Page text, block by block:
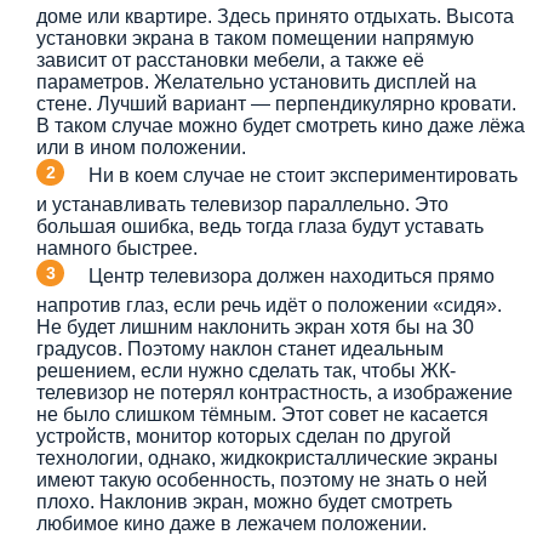
доме или квартире. Здесь принято отдыхать. Высота
установки экрана в таком помещении напрямую
зависит от расстановки мебели, а также её
параметров. Желательно установить дисплей на
стене. Лучший вариант — перпендикулярно кровати.
В таком случае можно будет смотреть кино даже лёжа
или в ином положении.
Ни в коем случае не стоит экспериментировать
и устанавливать телевизор параллельно. Это
большая ошибка, ведь тогда глаза будут уставать
намного быстрее.
Центр телевизора должен находиться прямо
напротив глаз, если речь идёт о положении «сидя».
Не будет лишним наклонить экран хотя бы на 30
градусов. Поэтому наклон станет идеальным
решением, если нужно сделать так, чтобы ЖК-
телевизор не потерял контрастность, а изображение
не было слишком тёмным. Этот совет не касается
устройств, монитор которых сделан по другой
технологии, однако, жидкокристаллические экраны
имеют такую особенность, поэтому не знать о ней
плохо. Наклонив экран, можно будет смотреть
любимое кино даже в лежачем положении.